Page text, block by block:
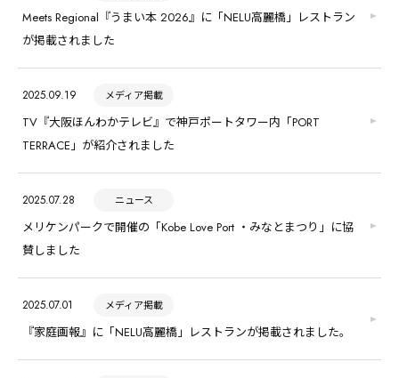
Meets Regional『うまい本 2026』に「NELU高麗橋」レストラン
が掲載されました
2025.09.19 メディア掲載
TV『大阪ほんわかテレビ』で神戸ポートタワー内「PORT
TERRACE」が紹介されました
2025.07.28 ニュース
メリケンパークで開催の「Kobe Love Port ・みなとまつり」に協
賛しました
2025.07.01 メディア掲載
『家庭画報』に「NELU高麗橋」レストランが掲載されました。